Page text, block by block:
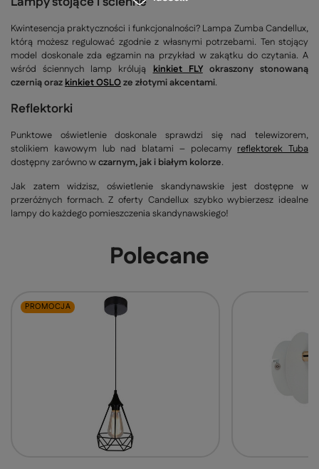
Kwintesencja praktyczności i funkcjonalności? Lampa Zumba Candellux,
którą możesz regulować zgodnie z własnymi potrzebami. Ten stojący
model doskonale zda egzamin na przykład w zakątku do czytania. A
wśród ściennych lamp królują kinkiet FLYokraszony stonowaną
czernią oraz kinkiet OSLOze złotymi akcentami.
Reflektorki
Punktowe oświetlenie doskonale sprawdzi się nad telewizorem,
stolikiem kawowym lub nad blatami – polecamy reflektorek Tuba
dostępny zarówno wczarnym, jak i białym kolorze.
Jak zatem widzisz, oświetlenie skandynawskie jest dostępne w
przeróżnych formach. Z oferty Candellux szybko wybierzesz idealne
lampy do każdego pomieszczenia skandynawskiego!
Polecane
PROMOCJA